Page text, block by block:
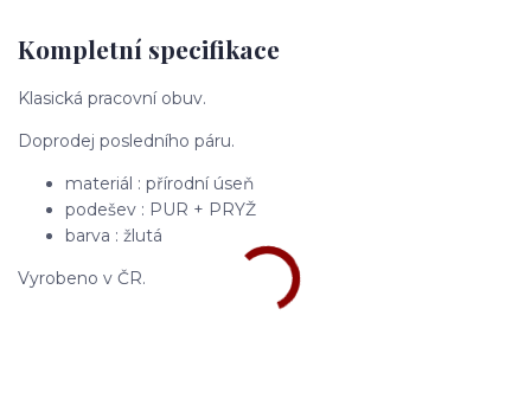
Kompletní specifikace
Klasická pracovní obuv.
Doprodej posledního páru.
materiál : přírodní úseň
podešev : PUR + PRYŽ
barva : žlutá
Vyrobeno v ČR.